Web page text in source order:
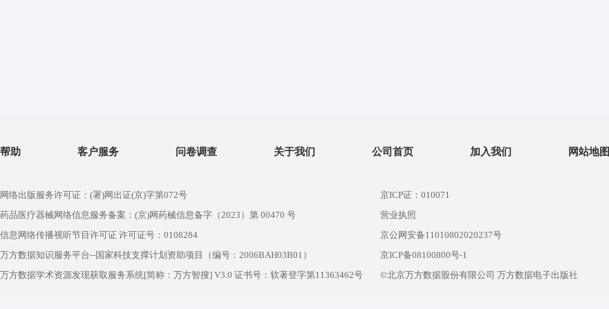
帮助 客户服务 问卷调查 关于我们 公司首页 加入我们 网站地图
网络出版服务许可证：(署)网出证(京)字第072号
药品医疗器械网络信息服务备案：(京)网药械信息备字（2023）第 00470 号
信息网络传播视听节目许可证 许可证号：0108284
万方数据知识服务平台--国家科技支撑计划资助项目（编号：2006BAH03B01）
万方数据学术资源发现获取服务系统[简称：万方智搜] V3.0 证书号：软著登字第11363462号
京ICP证：010071
营业执照
京公网安备11010802020237号
京ICP备08100800号-1
©北京万方数据股份有限公司 万方数据电子出版社